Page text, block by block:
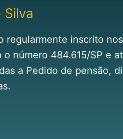
Silva
regularmente inscrito
o número 484.615/SP e
a Pedido de pensão,